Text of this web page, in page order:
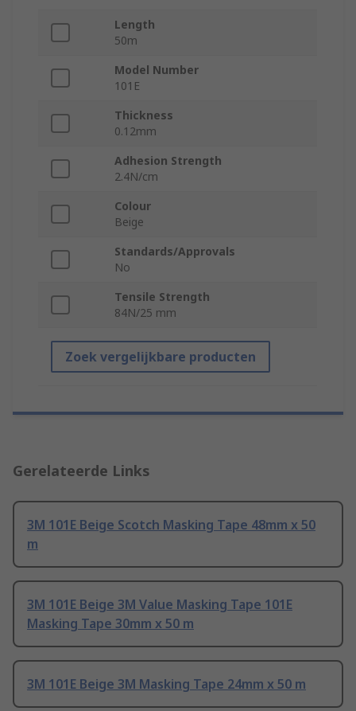
Length
50m
Model Number
101E
Thickness
0.12mm
Adhesion Strength
2.4N/cm
Colour
Beige
Standards/Approvals
No
Tensile Strength
84N/25 mm
Zoek vergelijkbare producten
Gerelateerde Links
3M 101E Beige Scotch Masking Tape 48mm x 50
m
3M 101E Beige 3M Value Masking Tape 101E
Masking Tape 30mm x 50 m
3M 101E Beige 3M Masking Tape 24mm x 50 m